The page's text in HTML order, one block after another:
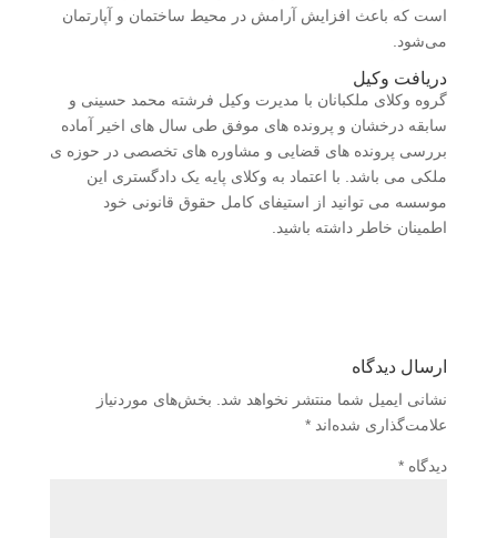
است که باعث افزایش آرامش در محیط ساختمان و آپارتمان
می‌شود.
دریافت وکیل
گروه وکلای ملکبانان با مدیرت وکیل فرشته محمد حسینی و
سابقه درخشان و پرونده های موفق طی سال های اخیر آماده
بررسی پرونده های قضایی و مشاوره های تخصصی در حوزه ی
ملکی می باشد. با اعتماد به وکلای پایه یک دادگستری این
موسسه می توانید از استیفای کامل حقوق قانونی خود
اطمینان خاطر داشته باشید.
ارسال دیدگاه
نشانی ایمیل شما منتشر نخواهد شد.
بخش‌های موردنیاز
علامت‌گذاری شده‌اند *
دیدگاه *